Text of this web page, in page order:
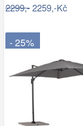
2299,-2259,-Kč
- 25%